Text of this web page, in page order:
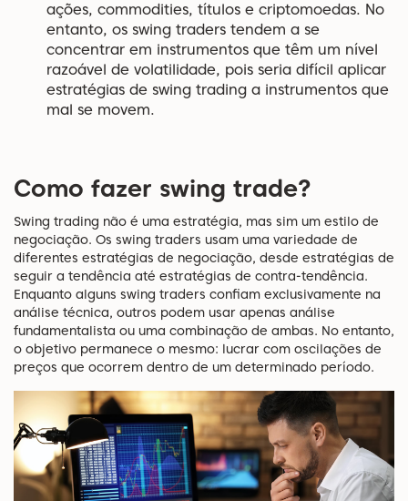
ações, commodities, títulos e criptomoedas. No
entanto, os swing traders tendem a se
concentrar em instrumentos que têm um nível
razoável de volatilidade, pois seria difícil aplicar
estratégias de swing trading a instrumentos que
mal se movem.
Como fazer swing trade?
Swing trading não é uma estratégia, mas sim um estilo de
negociação. Os swing traders usam uma variedade de
diferentes estratégias de negociação, desde estratégias de
seguir a tendência até estratégias de contra-tendência.
Enquanto alguns swing traders confiam exclusivamente na
análise técnica, outros podem usar apenas análise
fundamentalista ou uma combinação de ambas. No entanto,
o objetivo permanece o mesmo: lucrar com oscilações de
preços que ocorrem dentro de um determinado período.